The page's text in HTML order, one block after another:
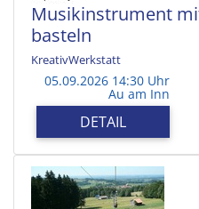
Musikinstrument
basteln
KreativWerkstatt
05.09.2026 14:30 Uhr
Au am Inn
DETAIL